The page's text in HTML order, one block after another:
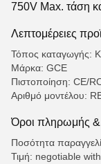
750V Max. τάση
Λεπτομέρειες
Τόπος καταγωγής:
Μάρκα: GCE
Πιστοποίηση: CE/
Αριθμό μοντέλου:
Όροι πληρωμής &
Ποσότητα
Τιμή: negotiable